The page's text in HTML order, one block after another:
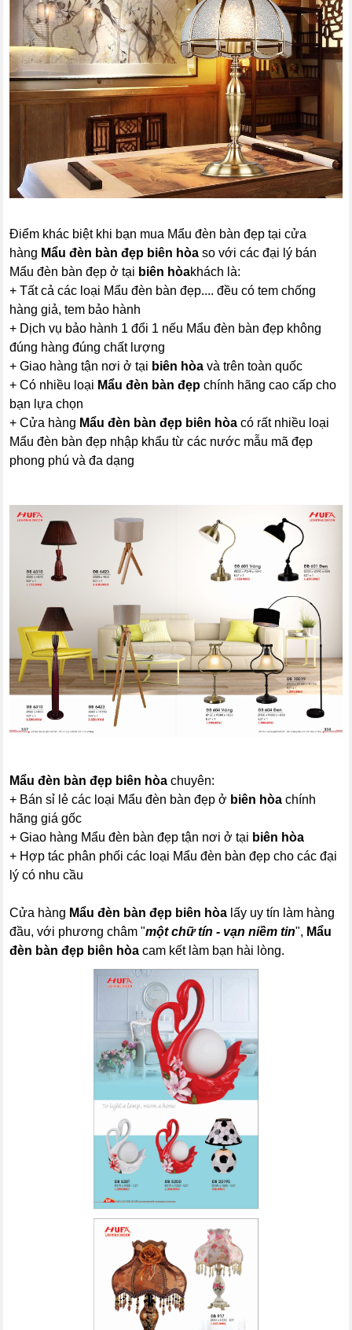
Điểm khác biệt khi bạn mua Mẩu đèn bàn đẹp tại cửa
hàng Mẩu đèn bàn đẹp biên hòa so với các đại lý bán
Mẩu đèn bàn đẹp ở tại biên hòakhách là:
+ Tất cả các loại Mẩu đèn bàn đẹp.... đều có tem chống
hàng giả, tem bảo hành
+ Dịch vụ bảo hành 1 đổi 1 nếu Mẩu đèn bàn đẹp không
đúng hàng đúng chất lượng
+ Giao hàng tận nơi ở tại biên hòa và trên toàn quốc
+ Có nhiều loại Mẩu đèn bàn đẹp chính hãng cao cấp cho
bạn lựa chọn
+ Cửa hàng Mẩu đèn bàn đẹp biên hòa có rất nhiều loại
Mẩu đèn bàn đẹp nhập khẩu từ các nước mẫu mã đẹp
phong phú và đa dạng
Mẩu đèn bàn đẹp biên hòachuyên:
+ Bán sỉ lẻ các loại Mẩu đèn bàn đẹp ở biên hòa chính
hãng giá gốc
+ Giao hàng Mẩu đèn bàn đẹp tận nơi ở tại biên hòa
+ Hợp tác phân phối các loại Mẩu đèn bàn đẹp cho các đại
lý có nhu cầu
Cửa hàng Mẩu đèn bàn đẹp biên hòa lấy uy tín làm hàng
đầu, với phương châm "một chữ tín - vạn niềm tin", Mẩu
đèn bàn đẹp biên hòa cam kết làm bạn hài lòng.